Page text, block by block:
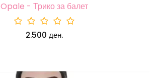
Opale - Трико за балет
2.500 ден.